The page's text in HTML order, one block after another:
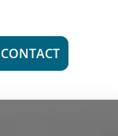
CONTACT